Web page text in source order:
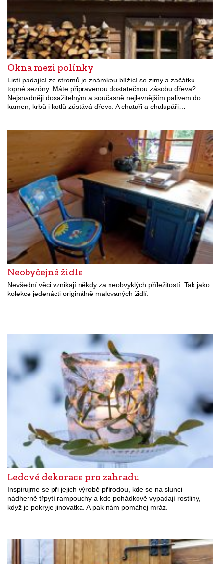
Okna mezi polínky
Listí padající ze stromů je známkou blížící se zimy a začátku
topné sezóny. Máte připravenou dostatečnou zásobu dřeva?
Nejsnadněji dosažitelným a současně nejlevnějším palivem do
kamen, krbů i kotlů zůstává dřevo. A chataři a chalupáři…
Neobyčejné židle
Nevšední věci vznikají někdy za neobvyklých příležitostí. Tak jako
kolekce jedenácti originálně malovaných židlí.
Ledové dekorace pro zahradu
Inspirujme se při jejich výrobě přírodou, kde se na slunci
nádherně třpytí rampouchy a kde pohádkově vypadají rostliny,
když je pokryje jinovatka. A pak nám pomáhej mráz.